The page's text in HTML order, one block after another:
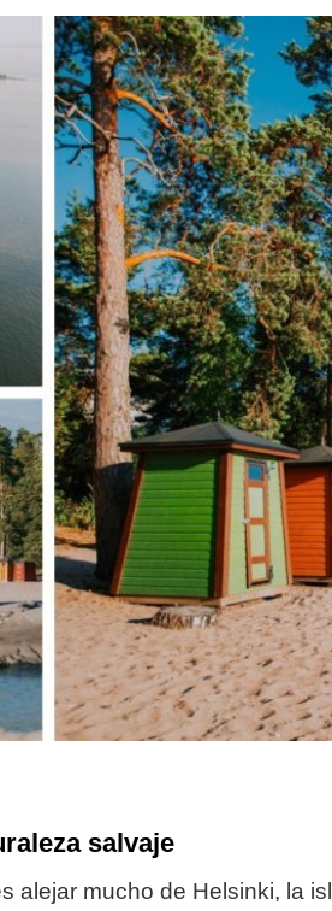
salvaje
alejar mucho de Helsinki, la